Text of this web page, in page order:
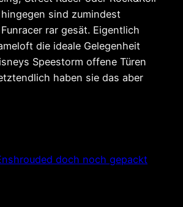
hingegen sind zumindest
rar gesät. Eigentlich
die ideale Gelegenheit
Speestorm offene Türen
haben sie das aber